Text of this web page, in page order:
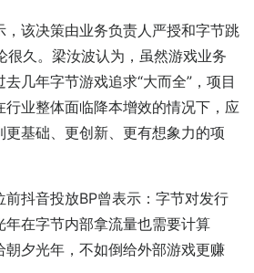
，该决策由业务负责人严授和字节跳
很久。梁汝波认为，虽然游戏业务
几年字节游戏追求“大而全”，项目
行业整体面临降本增效的情况下，应
基础、更创新、更有想象力的项
抖音投放BP曾表示：字节对发行
年在字节内部拿流量也需要计算
朝夕光年，不如倒给外部游戏更赚